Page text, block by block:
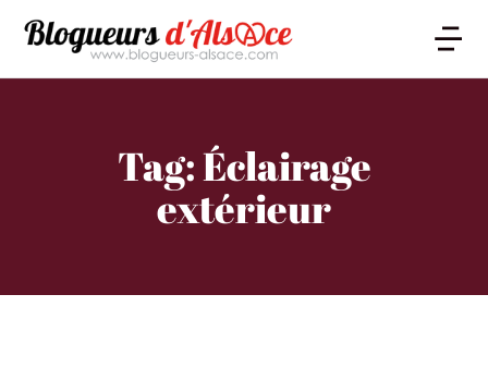
Tag: Éclairage
extérieur